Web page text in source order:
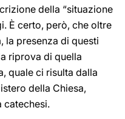
della “situazione
È certo, però, che oltre
la presenza di questi
riprova di quella
quale ci risulta dalla
della Chiesa,
catechesi.